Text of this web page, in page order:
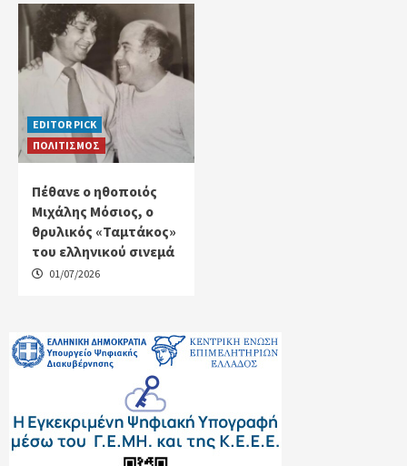
EDITOR PICK
ΠΟΛΙΤΙΣΜΟΣ
Πέθανε ο ηθοποιός
Μιχάλης Μόσιος, ο
θρυλικός «Ταμτάκος»
του ελληνικού σινεμά
01/07/2026